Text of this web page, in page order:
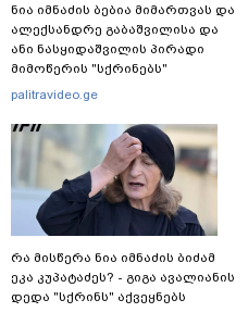
ნია იმნაძის ბებია მიმართვას და
ალექსანდრე გაბაშვილისა და
ანი ნასყიდაშვილის პირადი
მიმოწერის "სქრინებს"
ავრცელებს
palitravideo.ge
რა მისწერა ნია იმნაძის ბიძამ
ეკა კუპატაძეს? - გიგა ავალიანის
დედა "სქრინს" აქვეყნებს